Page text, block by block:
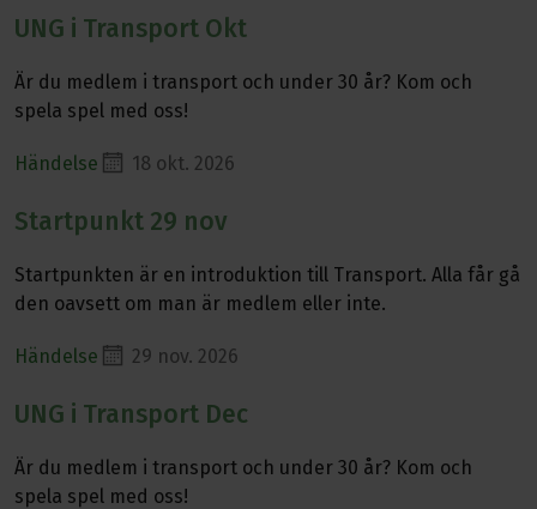
Läs mer om UNG i Transport Okt
UNG i Transport Okt
Är du medlem i transport och under 30 år? Kom och
spela spel med oss!
Händelse 18 okt. 2026
Läs mer om Startpunkt 29 nov
Startpunkt 29 nov
Startpunkten är en introduktion till Transport. Alla får gå
den oavsett om man är medlem eller inte.
Händelse 29 nov. 2026
Läs mer om UNG i Transport Dec
UNG i Transport Dec
Är du medlem i transport och under 30 år? Kom och
spela spel med oss!